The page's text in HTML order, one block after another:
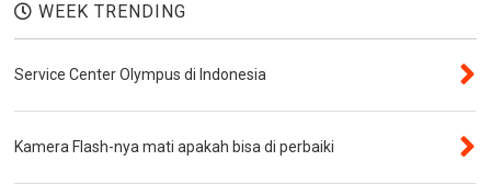
WEEK TRENDING
Service Center Olympus di Indonesia
Kamera Flash-nya mati apakah bisa di perbaiki